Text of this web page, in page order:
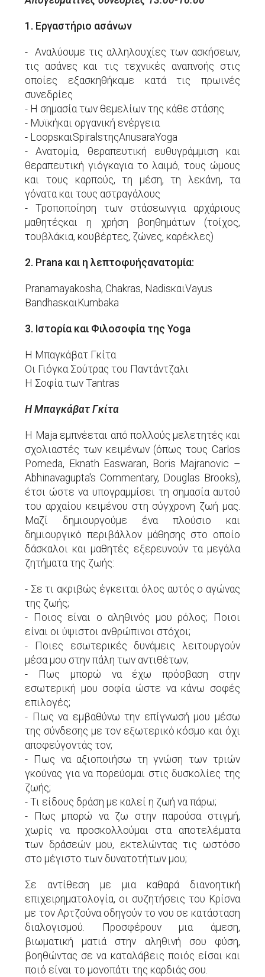
1. Εργαστήριο ασάνων
- Αναλύουμε τις αλληλουχίες των ασκήσεων,
τις ασάνες και τις τεχνικές αναπνοής στις
οποίες εξασκηθήκαμε κατά τις πρωινές
συνεδρίες
- Η σημασία των θεμελίων της κάθε στάσης
- Μυϊκήκαι οργανική ενέργεια
- LoopsκαιSpiralsτηςAnusaraYoga
- Ανατομία, θεραπευτική ευθυγράμμιση και
θεραπευτική γιόγκαγια το λαιμό, τους ώμους
και τους καρπούς, τη μέση, τη λεκάνη, τα
γόνατα και τους αστραγάλους
- Τροποποίηση των στάσεωνγια αρχάριους
μαθητέςκαι η χρήση βοηθημάτων (τοίχος,
τουβλάκια, κουβέρτες, ζώνες, καρέκλες)
2. Prana και η λεπτοφυήςανατομία:
Pranamayakosha, Chakras, NadisκαιVayus
BandhasκαιKumbaka
3. Ιστορία και Φιλοσοφία της Yoga
Η Μπαγκάβατ Γκίτα
Οι Γιόγκα Σούτρας του Παντάντζαλι
Η Σοφία των Tantras
Η Μπαγκάβατ Γκίτα
Η Maja εμπνέεται από πολλούς μελετητές και
σχολιαστές των κειμένων (όπως τους Carlos
Pomeda, Eknath Easwaran, Boris Majranovic –
Abhinavagupta's Commentary, Douglas Brooks),
έτσι ώστε να υπογραμμίσει τη σημασία αυτού
του αρχαίου κειμένου στη σύγχρονη ζωή μας.
Μαζί δημιουργούμε ένα πλούσιο και
δημιουργικό περιβάλλον μάθησης στο οποίο
δάσκαλοι και μαθητές εξερευνούν τα μεγάλα
ζητήματα της ζωής:
- Σε τι ακριβώς έγκειται όλος αυτός ο αγώνας
της ζωής;
- Ποιος είναι ο αληθινός μου ρόλος; Ποιοι
είναι οι ύψιστοι ανθρώπινοι στόχοι;
- Ποιες εσωτερικές δυνάμεις λειτουργούν
μέσα μου στην πάλη των αντιθέτων;
- Πως μπορώ να έχω πρόσβαση στην
εσωτερική μου σοφία ώστε να κάνω σοφές
επιλογές;
- Πως να εμβαθύνω την επίγνωσή μου μέσω
της σύνδεσης με τον εξωτερικό κόσμο και όχι
αποφεύγοντάς τον;
- Πως να αξιοποιήσω τη γνώση των τριών
γκούνας για να πορεύομαι στις δυσκολίες της
ζωής;
- Τι είδους δράση με καλεί η ζωή να πάρω;
- Πως μπορώ να ζω στην παρούσα στιγμή,
χωρίς να προσκολλούμαι στα αποτελέματα
των δράσεών μου, εκτελώντας τις ωστόσο
στο μέγιστο των δυνατοτήτων μου;
Σε αντίθεση με μια καθαρά διανοητική
επιχειρηματολογία, οι συζητήσεις του Κρίσνα
με τον Αρτζούνα οδηγούν το νου σε κατάσταση
διαλογισμού. Προσφέρουν μια άμεση,
βιωματική ματιά στην αληθινή σου φύση,
βοηθώντας σε να καταλάβεις ποιός είσαι και
ποιό είναι το μονοπάτι της καρδιάς σου.